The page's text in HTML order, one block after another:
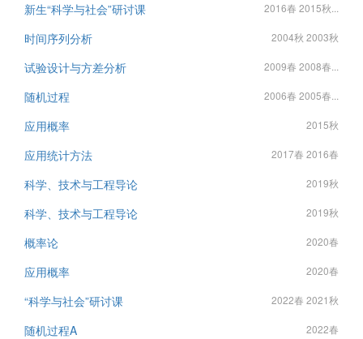
新生“科学与社会”研讨课 2016春 2015秋...
时间序列分析 2004秋 2003秋
试验设计与方差分析 2009春 2008春...
随机过程 2006春 2005春...
应用概率 2015秋
应用统计方法 2017春 2016春
科学、技术与工程导论 2019秋
科学、技术与工程导论 2019秋
概率论 2020春
应用概率 2020春
“科学与社会”研讨课 2022春 2021秋
随机过程A 2022春